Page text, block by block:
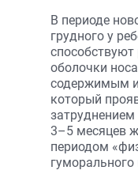
В периоде
грудного у
оболочки
содержимым
который
3–5 месяцев
периодом